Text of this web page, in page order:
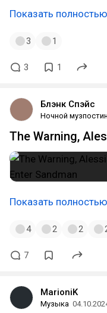
Показать полностью
3 1
3 1
Блэнк Спэйс
Ночной
The Warning,
Показать полностью
4 2 2
7
MarioniK
Музыка